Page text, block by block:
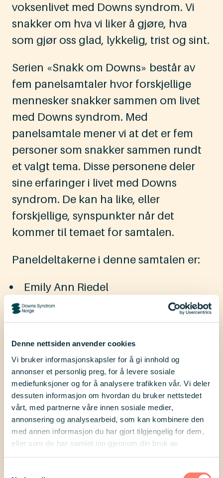
Denne nettsiden anvender cookies
Vi bruker informasjonskapsler for å gi innhold og
annonser et personlig preg, for å levere sosiale
mediefunksjoner og for å analysere trafikken vår. Vi deler
dessuten informasjon om hvordan du bruker nettstedet
vårt, med partnerne våre innen sosiale medier,
annonsering og analysearbeid, som kan kombinere den
med annen informasjon du har gjort tilgjengelig for dem,
eller som de har samlet inn gjennom din bruk av
voksenlivet med Downs syndrom. Vi
snakker om hva vi liker å gjøre, hva
som gjør oss glad, lykkelig, trist og sint.
Serien «Snakk om Downs» består av
fem panelsamtaler hvor forskjellige
mennesker snakker sammen om livet
med Downs syndrom. Med
panelsamtale mener vi at det er fem
personer som snakker sammen rundt
et valgt tema. Disse personene deler
sine erfaringer i livet med Downs
syndrom. De kan ha like, eller
forskjellige, synspunkter når det
kommer til temaet for samtalen.
Paneldeltakerne i denne samtalen er:
Emily Ann Riedel
Tim Lunaas Heggelund
Vebjørn Rønningen
Ønsket vårt for disse samtalene er at vi
kan lytte og lære av hverandres
erfaringer, reflektere sammen og få ny
innsikt i hvordan andre i lignende
situasjoner har det. Vi ønsker altså å få
frem ulike perspektiver på hvordan